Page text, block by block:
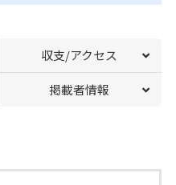
収支/アクセス
掲載者情報